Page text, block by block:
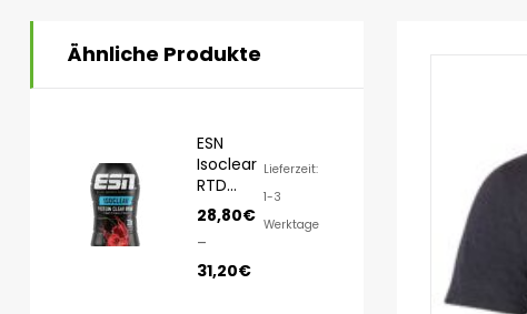
Ähnliche Produkte
ESN
Isoclear
RTD
8x500ml
28,80€
–
31,20€
Lieferzeit:
1-3
Werktage